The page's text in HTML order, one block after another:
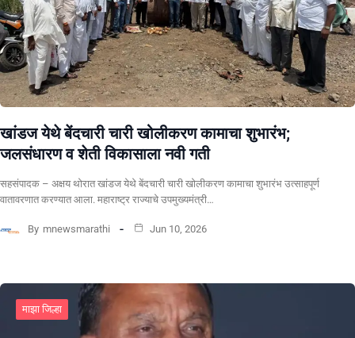
खांडज येथे बेंदचारी चारी खोलीकरण कामाचा शुभारंभ;
जलसंधारण व शेती विकासाला नवी गती
सहसंपादक – अक्षय थोरात खांडज येथे बेंदचारी चारी खोलीकरण कामाचा शुभारंभ उत्साहपूर्ण
वातावरणात करण्यात आला. महाराष्ट्र राज्याचे उपमुख्यमंत्री…
By mnewsmarathi Jun 10, 2026
माझा जिल्हा